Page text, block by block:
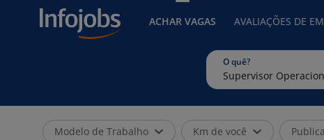
ACHAR VAGAS AVALIAÇÕES DE
O quê?
Modelo de Trabalho Km de você